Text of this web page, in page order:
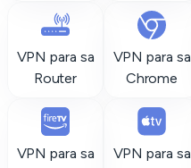
VPN para sa
Router
VPN para sa
Chrome
VPN para sa
VPN para sa